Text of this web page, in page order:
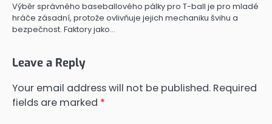
Výběr správného baseballového pálky pro T-ball je pro mladé
hráče zásadní, protože ovlivňuje jejich mechaniku švihu a
bezpečnost. Faktory jako…
Leave a Reply
Your email address will not be published. Required
fields are marked *